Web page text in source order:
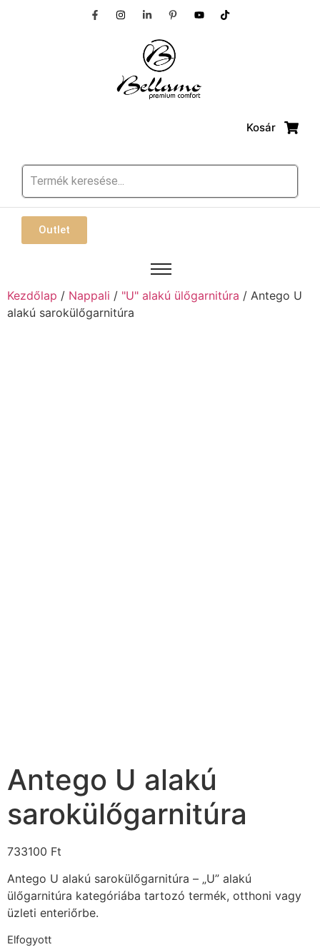
Kosár
Outlet
Kezdőlap / Nappali / "U" alakú ülőgarnitúra / Antego U
alakú sarokülőgarnitúra
Antego U alakú
sarokülőgarnitúra
733100 Ft
Antego U alakú sarokülőgarnitúra – „U” alakú
ülőgarnitúra kategóriába tartozó termék, otthoni vagy
üzleti enteriőrbe.
Elfogyott